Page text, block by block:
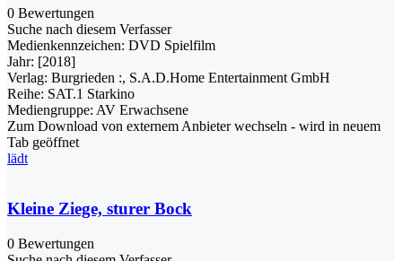
0 Bewertungen
Suche nach diesem Verfasser
Medienkennzeichen: DVD Spielfilm
Jahr: [2018]
Verlag: Burgrieden :, S.A.D.Home Entertainment GmbH
Reihe: SAT.1 Starkino
Mediengruppe: AV Erwachsene
Zum Download von externem Anbieter wechseln - wird in neuem
Tab geöffnet
lädt
Kleine Ziege, sturer Bock
0 Bewertungen